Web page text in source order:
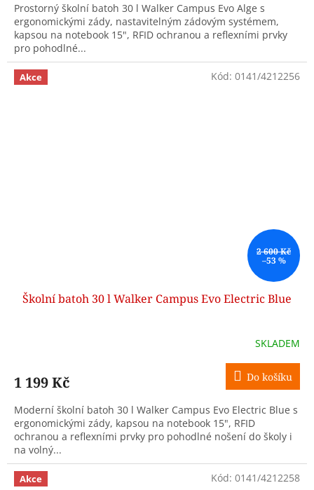
Prostorný školní batoh 30 l Walker Campus Evo Alge s
ergonomickými zády, nastavitelným zádovým systémem,
kapsou na notebook 15", RFID ochranou a reflexními prvky
pro pohodlné...
Akce
2 600 Kč
–53 %
Školní batoh 30 l Walker Campus Evo Electric Blue
SKLADEM
1 199 Kč Do košíku
Moderní školní batoh 30 l Walker Campus Evo Electric Blue s
ergonomickými zády, kapsou na notebook 15", RFID
ochranou a reflexními prvky pro pohodlné nošení do školy i
na volný...
Kód: 0141/4212256
Akce Kód: 0141/4212258